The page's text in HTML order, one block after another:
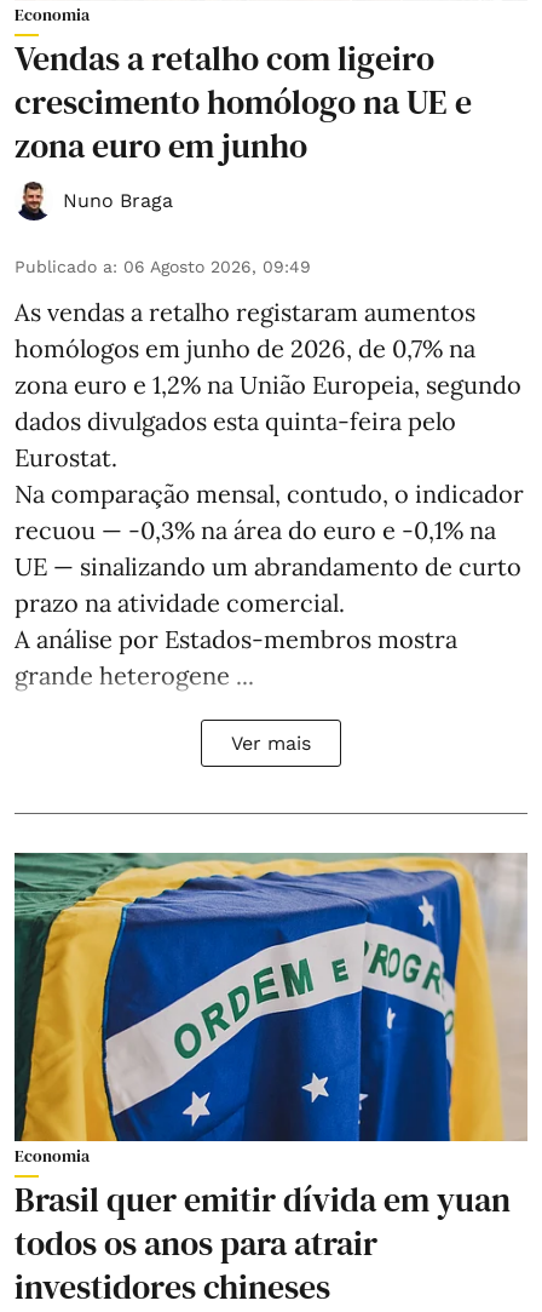
Economia
Vendas a retalho com ligeiro
crescimento homólogo na UE e
zona euro em junho
Nuno Braga
Publicado a: 06 Agosto 2026, 09:49
As vendas a retalho registaram aumentos
homólogos em junho de 2026, de 0,7% na
zona euro e 1,2% na União Europeia, segundo
dados divulgados esta quinta-feira pelo
Eurostat.
Na comparação mensal, contudo, o indicador
recuou — -0,3% na área do euro e -0,1% na
UE — sinalizando um abrandamento de curto
prazo na atividade comercial.
A análise por Estados‑membros mostra
grande heterogene ...
Ver mais
Economia
Brasil quer emitir dívida em yuan
todos os anos para atrair
investidores chineses